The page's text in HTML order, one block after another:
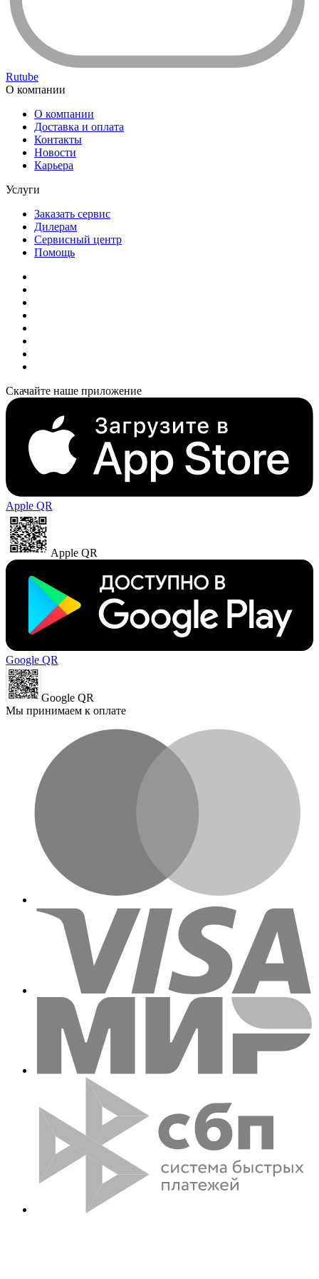
Rutube
О компании
О компании
Доставка и оплата
Контакты
Новости
Карьера
Услуги
Заказать сервис
Дилерам
Сервисный центр
Помощь
Скачайте наше приложение
Apple QR
Apple QR
Google QR
Google QR
Мы принимаем к оплате